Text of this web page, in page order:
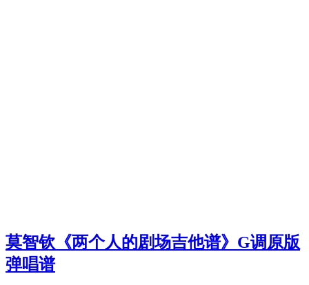
莫智钦《两个人的剧场吉他谱》G调原版
弹唱谱